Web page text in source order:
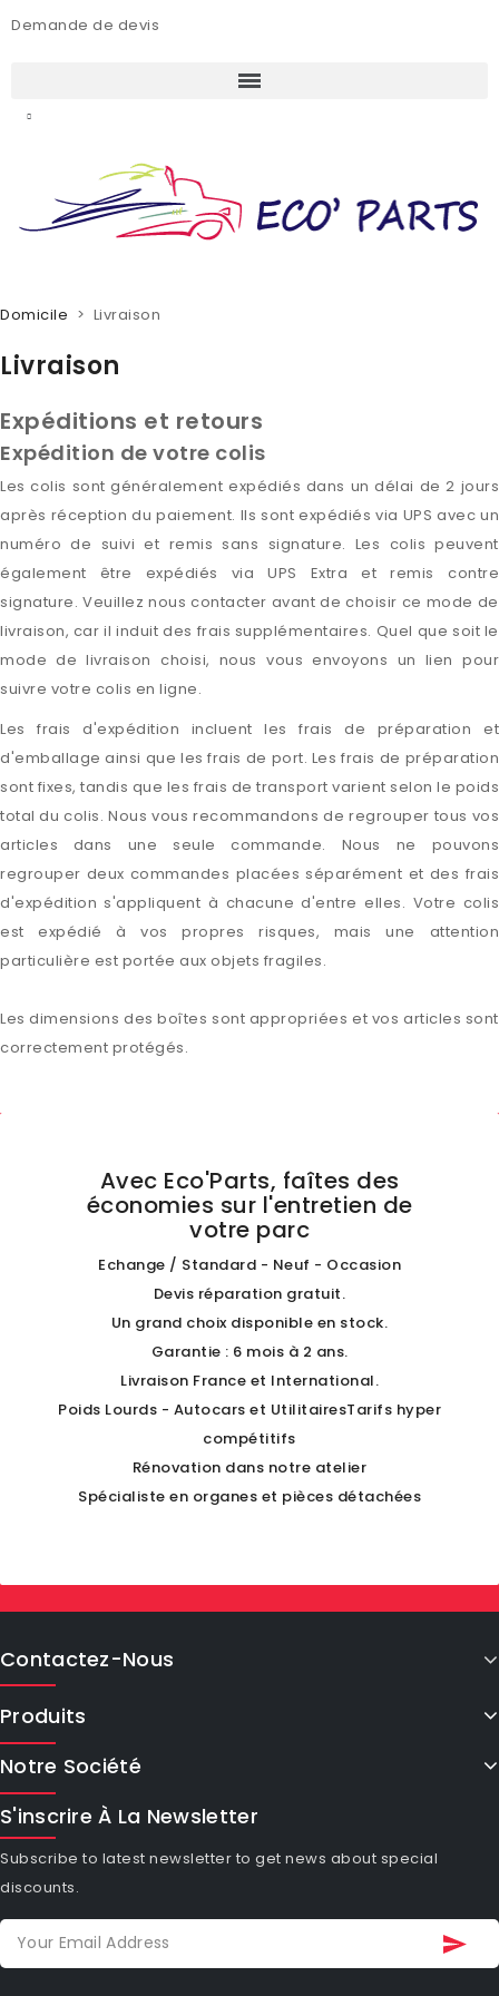
Demande de devis
Domicile Livraison
Livraison
Expéditions et retours
Expédition de votre colis
Les colis sont généralement expédiés dans un délai de 2 jours
après réception du paiement. Ils sont expédiés via UPS avec un
numéro de suivi et remis sans signature. Les colis peuvent
également être expédiés via UPS Extra et remis contre
signature. Veuillez nous contacter avant de choisir ce mode de
livraison, car il induit des frais supplémentaires. Quel que soit le
mode de livraison choisi, nous vous envoyons un lien pour
suivre votre colis en ligne.
Les frais d'expédition incluent les frais de préparation et
d'emballage ainsi que les frais de port. Les frais de préparation
sont fixes, tandis que les frais de transport varient selon le poids
total du colis. Nous vous recommandons de regrouper tous vos
articles dans une seule commande. Nous ne pouvons
regrouper deux commandes placées séparément et des frais
d'expédition s'appliquent à chacune d'entre elles. Votre colis
est expédié à vos propres risques, mais une attention
particulière est portée aux objets fragiles.
Les dimensions des boîtes sont appropriées et vos articles sont
correctement protégés.
Avec Eco'Parts, faîtes des
économies sur l'entretien de
votre parc
Echange / Standard - Neuf - Occasion
Devis réparation gratuit.
Un grand choix disponible en stock.
Garantie : 6 mois à 2 ans.
Livraison France et International.
Poids Lourds - Autocars et UtilitairesTarifs hyper
compétitifs
Rénovation dans notre atelier
Spécialiste en organes et pièces détachées
Contactez-Nous
Produits
Notre Société
S'inscrire À La Newsletter
Subscribe to latest newsletter to get news about special
discounts.